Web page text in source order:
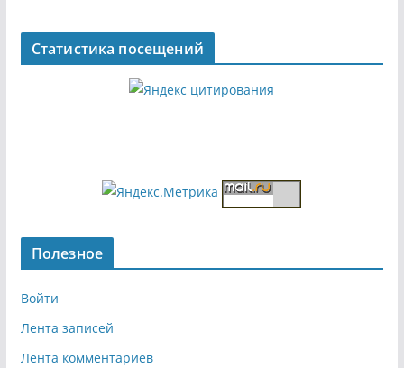
Статистика посещений
Полезное
Войти
Лента записей
Лента комментариев